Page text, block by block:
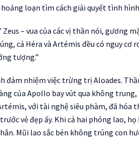
loạn tìm cách giải quyết tình
– vua của các vị thần nói, gương
cả Héra và Artémis đều có nguy cơ
tượng.”
đảm nhiệm việc trừng trị Aloades.
của Apollo bay vút qua không
với tài nghệ siêu phàm, đã hóa
vẻ đẹp ấy. Khi cả hai phóng lao,
Mũi lao sắc bén không trúng con